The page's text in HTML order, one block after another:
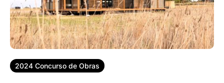
2024 Concurso de Obras